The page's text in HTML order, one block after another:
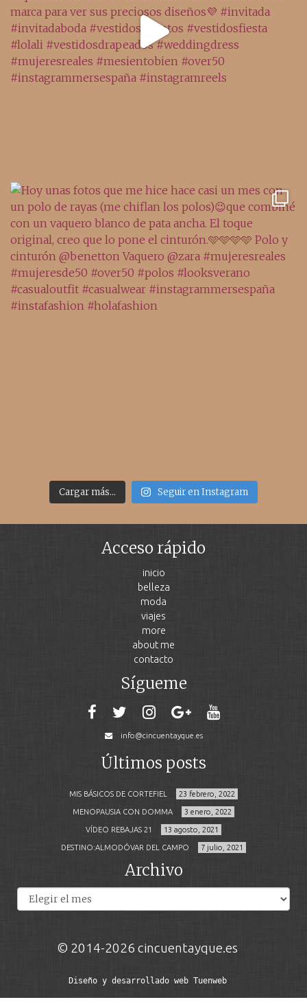
Cargar más... Seguir en Instagram
Acceso rápido
inicio
belleza
moda
viajes
more
about me
contacto
Sígueme
info@cincuentayque.es
Últimos posts
MIS BÁSICOS DE CORTEFIEL 23 febrero, 2022
MENOPAUSIA CON DOMMA 3 enero, 2022
VÍDEO REBAJAS 21 13 agosto, 2021
DESTINO:ALMODÓVAR DEL CAMPO 7 julio, 2021
Archivo
© 2014-2026 cincuentayque.es
Diseño y desarrollado web Tuenweb